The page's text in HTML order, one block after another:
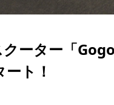
クーター「
ト！